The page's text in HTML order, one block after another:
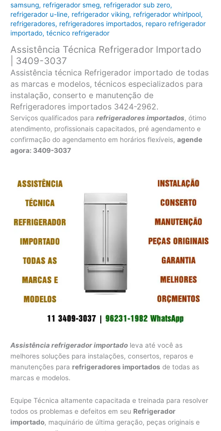
samsung, refrigerador smeg, refrigerador sub zero,
refrigerador u-line, refrigerador viking, refrigerador whirlpool,
refrigeradores, refrigeradores importados, reparo refrigerador
importado,técnico refrigerador
Assistência Técnica Refrigerador Importado
| 3409-3037
Assistência técnica Refrigerador importado de todas
as marcas e modelos, técnicos especializados para
instalação, conserto e manutenção de
Refrigeradores importados 3424-2962.
Serviços qualificados pararefrigeradores importados, ótimo
atendimento, profissionais capacitados, pré agendamento e
confirmação do agendamento em horários flexíveis,agende
agora: 3409-3037
Assistência refrigerador importado leva até você as
melhores soluções para instalações, consertos, reparos e
manutenções para refrigeradores importados de todas as
marcas e modelos.
Equipe Técnica altamente capacitada e treinada para resolver
todos os problemas e defeitos em seu Refrigerador
importado, maquinário de última geração, peças originais e